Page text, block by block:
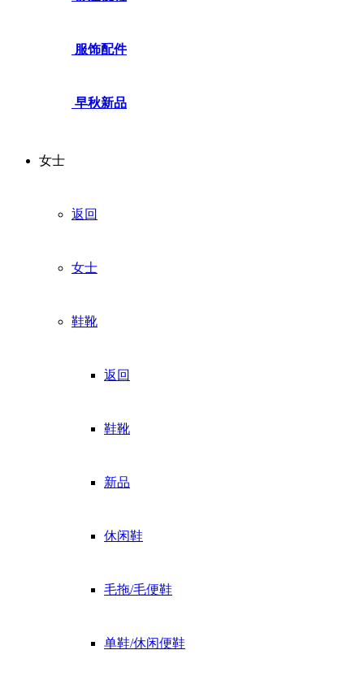
服饰配件
早秋新品
女士
返回
女士
鞋靴
返回
鞋靴
新品
休闲鞋
毛拖/毛便鞋
单鞋/休闲便鞋